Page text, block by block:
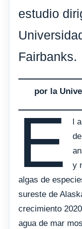
estudio
Fairbanks.
por la
E
l
y
algas de
sureste de
crecimiento
agua de mar